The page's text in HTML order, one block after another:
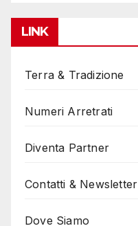
LINK
Terra & Tradizione
Numeri Arretrati
Diventa Partner
Contatti & Newsletter
Dove Siamo